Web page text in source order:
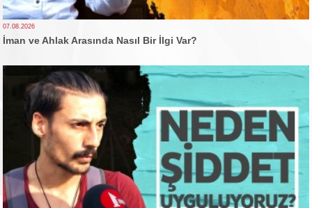
07.08.2026
İman ve Ahlak Arasında Nasıl Bir İlgi Var?